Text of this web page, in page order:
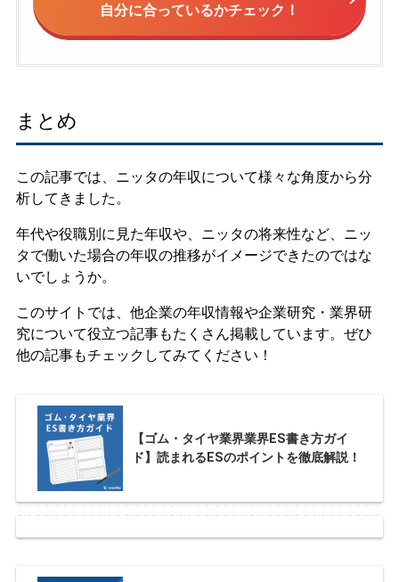
自分に合っているかチェック！
まとめ
この記事では、ニッタの年収について様々な角度から分
析してきました。
年代や役職別に見た年収や、ニッタの将来性など、ニッ
タで働いた場合の年収の推移がイメージできたのではな
いでしょうか。
このサイトでは、他企業の年収情報や企業研究・業界研
究について役立つ記事もたくさん掲載しています。ぜひ
他の記事もチェックしてみてください！
【ゴム・タイヤ業界業界ES書き方ガイ
ド】読まれるESのポイントを徹底解説！